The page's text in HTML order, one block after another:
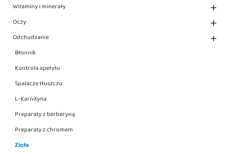
Witaminy i minerały 
Oczy 
Odchudzanie 
Błonnik
Kontrola apetytu
Spalacze tłuszczu
L-Karnityna
Preparaty z berberyną
Preparaty z chromem
Zioła